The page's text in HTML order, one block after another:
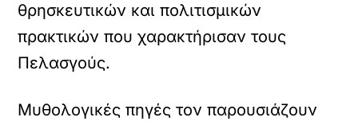
θρησκευτικών και πολιτισμικών
πρακτικών που χαρακτήρισαν τους
Πελασγούς.
Μυθολογικές πηγές τον παρουσιάζουν